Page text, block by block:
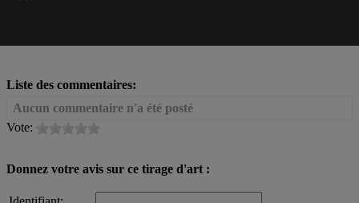
Liste des commentaires:
Aucun commentaire n'a été posté
Vote:
Donnez votre avis sur ce tirage d'art :